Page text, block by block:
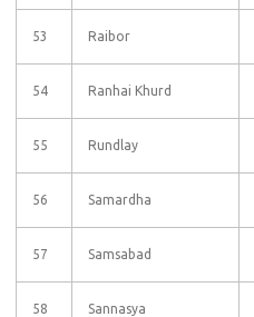
53 Raibor
54 Ranhai Khurd
55 Rundlay
56 Samardha
57 Samsabad
58 Sannasya